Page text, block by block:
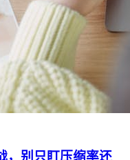
，别只盯压缩率还